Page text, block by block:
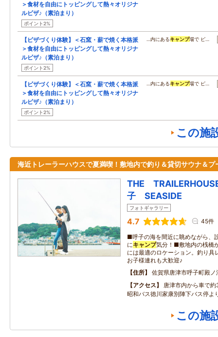
＞食材を自由にトッピングして熱々オリジナ
ルピザ♪（素泊まり）
ポイント2%
【ピザづくり体験】＜石窯・薪で焼く本格派
＞食材を自由にトッピングして熱々オリジナ
ルピザ♪（素泊まり）
ポイント2%
…内にあるキャンプ場で ピ…
【ピザづくり体験】＜石窯・薪で焼く本格派
＞食材を自由にトッピングして熱々オリジナ
ルピザ♪（素泊まり）
ポイント2%
…内にあるキャンプ場で ピ…
この施
海近トレーラーハウスで夏満喫！敷地内で釣り＆貸切サウナ＆プ
THE
子 SEASIDE
フォトギャラリー
4.7 45件
■呼子の海を間近に眺めながら、
にキャンプ気分！■敷地内の桟橋
には最適のロケーション。釣り具
お子様連れも大歓迎♪
住所
佐賀県唐津市呼子町殿
アクセス
唐津市内から車で
昭和バス徳川家康別陣下バス停よ
この施